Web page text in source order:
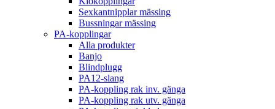
Sexkantnipplar mässing
Bussningar mässing
PA-kopplingar
Alla produkter
Banjo
Blindplugg
PA12-slang
PA-koppling rak inv. gänga
PA-koppling rak utv. gänga